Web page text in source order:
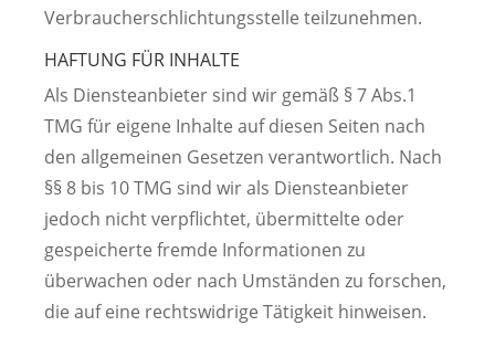
Verbraucherschlichtungsstelle teilzunehmen.
HAFTUNG FÜR INHALTE
Als Diensteanbieter sind wir gemäß § 7 Abs.1
TMG für eigene Inhalte auf diesen Seiten nach
den allgemeinen Gesetzen verantwortlich. Nach
§§ 8 bis 10 TMG sind wir als Diensteanbieter
jedoch nicht verpflichtet, übermittelte oder
gespeicherte fremde Informationen zu
überwachen oder nach Umständen zu forschen,
die auf eine rechtswidrige Tätigkeit hinweisen.